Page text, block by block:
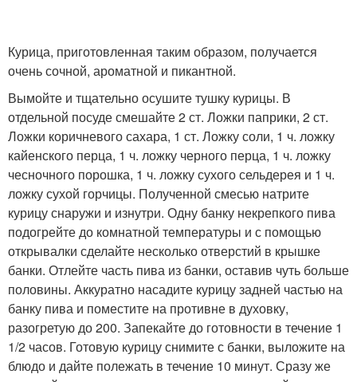
Курица, приготовленная таким образом, получается
очень сочной, ароматной и пикантной.
Вымойте и тщательно осушите тушку курицы. В
отдельной посуде смешайте 2 ст. Ложки паприки, 2 ст.
Ложки коричневого сахара, 1 ст. Ложку соли, 1 ч. ложку
кайенского перца, 1 ч. ложку черного перца, 1 ч. ложку
чесночного порошка, 1 ч. ложку сухого сельдерея и 1 ч.
ложку сухой горчицы. Полученной смесью натрите
курицу снаружи и изнутри. Одну банку некрепкого пива
подогрейте до комнатной температуры и с помощью
открывалки сделайте несколько отверстий в крышке
банки. Отлейте часть пива из банки, оставив чуть больше
половины. Аккуратно насадите курицу задней частью на
банку пива и поместите на противне в духовку,
разогретую до 200. Запекайте до готовности в течение 1
1/2 часов. Готовую курицу снимите с банки, выложите на
блюдо и дайте полежать в течение 10 минут. Сразу же